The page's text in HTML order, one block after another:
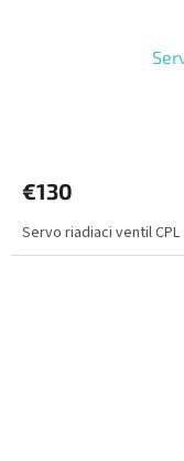
€130
Servo riadiaci ventil CPL